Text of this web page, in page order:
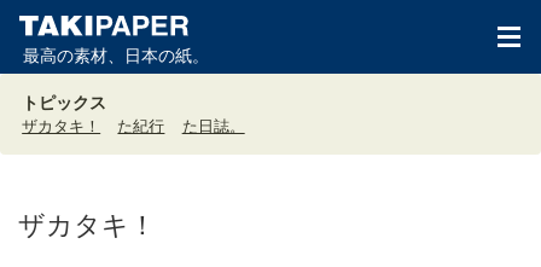
最高の素材、日本の紙。
トピックス
ザカタキ！ た紀行 た日誌。
ザカタキ！